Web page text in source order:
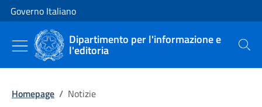
Vai al contenuto
Vai alla navigazione del sito
Governo Italiano
Dipartimento per l'informazione e
l'editoria Cerca
Homepage / Notizie